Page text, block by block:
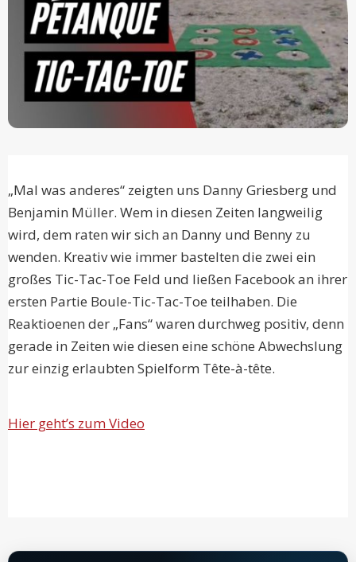
„Mal was anderes“ zeigten uns Danny Griesberg und
Benjamin Müller. Wem in diesen Zeiten langweilig
wird, dem raten wir sich an Danny und Benny zu
wenden. Kreativ wie immer bastelten die zwei ein
großes Tic-Tac-Toe Feld und ließen Facebook an ihrer
ersten Partie Boule-Tic-Tac-Toe teilhaben. Die
Reaktioenen der „Fans“ waren durchweg positiv, denn
gerade in Zeiten wie diesen eine schöne Abwechslung
zur einzig erlaubten Spielform Tête-à-tête.
Hier geht’s zum Video